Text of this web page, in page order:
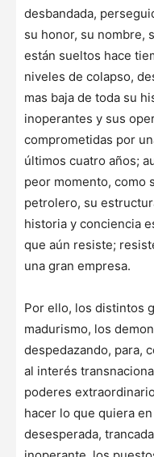
desbandada,
su honor, su nombre,
están sueltos hace
niveles de colapso,
mas baja de toda su
inoperantes y sus
comprometidas por
últimos cuatro años;
peor momento, como
petrolero, su
historia y conciencia
que aún resiste;
una gran empresa.
Por ello, los distintos
madurismo, los
despedazando, para,
al interés
poderes
hacer lo que quiera
desesperada,